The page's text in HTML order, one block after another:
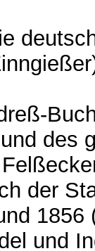
des
der
1856
und